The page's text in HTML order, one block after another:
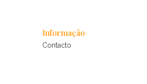
Informação
Contacto